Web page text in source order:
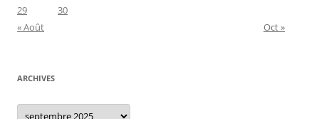
29
30
« Août
Oct »
ARCHIVES
Archives